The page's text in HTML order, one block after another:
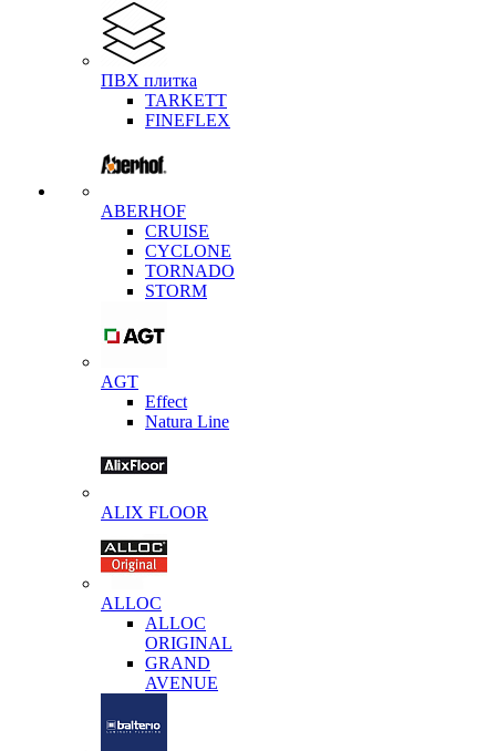
ПВХ плитка
TARKETT
FINEFLEX
ABERHOF
CRUISE
CYCLONE
TORNADO
STORM
AGT
Effect
Natura Line
ALIX FLOOR
ALLOC
ALLOC
ORIGINAL
GRAND
AVENUE